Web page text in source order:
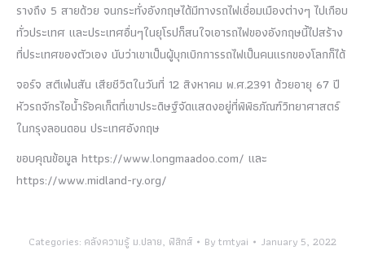
รางถึง 5 สายด้วย จนกระทั่งอังกฤษได้มีทางรถไฟเชื่อมเมืองต่างๆ ไปเกือบ
ทั่วประเทศ และประเทศอื่นๆในยุโรปก็สนใจเอารถไฟของอังกฤษนี้ไปสร้าง
ที่ประเทศของตัวเอง นับว่าเขาเป็นผู้บุกเบิกการรถไฟเป็นคนแรกของโลกก็ได้
จอร์จ สตีเฟ่นสัน เสียชีวิตในวันที่ 12 สิงหาคม พ.ศ.2391 ด้วยอายุ 67 ปี
หัวรถจักรไอน้ำร๊อคเก็ตที่เขาประดิษฐ์จัดแสดงอยู่ที่พิพิธภัณฑ์วิทยาศาสตร์
ในกรุงลอนดอน ประเทศอังกฤษ
ขอบคุณข้อมูล https://www.longmaadoo.com/ และ
https://www.midland-ry.org/
Categories: คลังความรู้ ม.ปลาย, ฟิสิกส์ Bytmtyai January 5, 2022